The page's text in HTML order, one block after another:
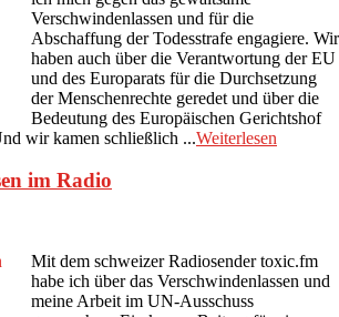
Verschwindenlassen und für die
Abschaffung der Todesstrafe engagiere. Wir
haben auch über die Verantwortung der EU
und des Europarats für die Durchsetzung
der Menschenrechte geredet und über die
Bedeutung des Europäischen Gerichtshof
wir kamen schließlich ...Weiterlesen
im Radio
Mit dem schweizer Radiosender toxic.fm
habe ich über das Verschwindenlassen und
meine Arbeit im UN-Ausschuss